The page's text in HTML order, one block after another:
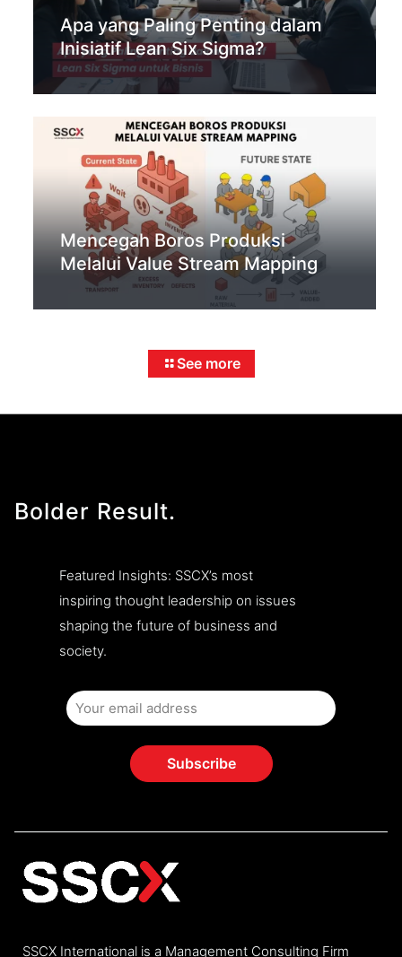
Apa yang Paling Penting dalam
Inisiatif Lean Six Sigma?
Mencegah Boros Produksi
Melalui Value Stream Mapping
See more
Bolder Result.
Featured Insights: SSCX’s most
inspiring thought leadership on issues
shaping the future of business and
society.
SSCX International is a Management Consulting Firm